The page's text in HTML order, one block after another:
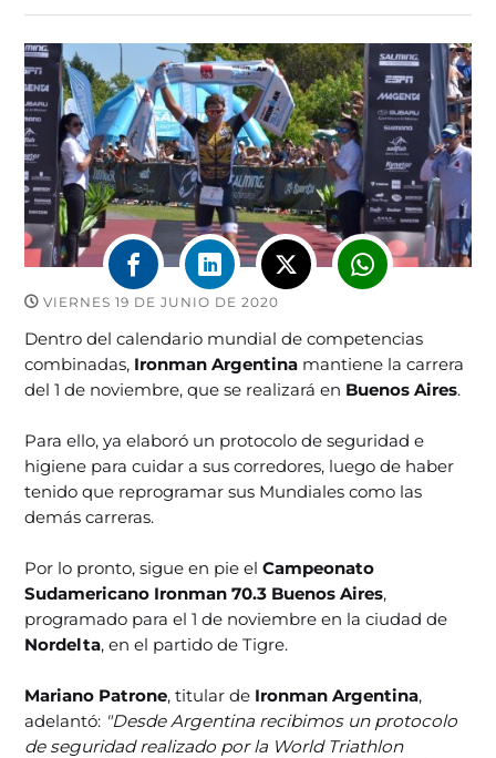
VIERNES 19 DE JUNIO DE 2020
Dentro del calendario mundial de competencias
combinadas, Ironman Argentina mantiene la carrera
del 1 de noviembre, que se realizará en Buenos Aires.
Para ello, ya elaboró un protocolo de seguridad e
higiene para cuidar a sus corredores, luego de haber
tenido que reprogramar sus Mundiales como las
demás carreras.
Por lo pronto, sigue en pie elCampeonato
Sudamericano Ironman 70.3 Buenos Aires,
programado para el 1 de noviembre en la ciudad de
Nordelta, en el partido de Tigre.
Mariano Patrone, titular de Ironman Argentina,
adelantó: "Desde Argentina recibimos un protocolo
de seguridad realizado por la World Triathlon